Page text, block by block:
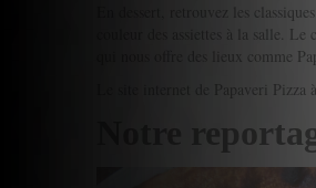
En dessert, retrouvez les
couleur des assiettes à la salle.
qui nous offre des lieux comme
Le site internet de Papaveri Pizza
Notre